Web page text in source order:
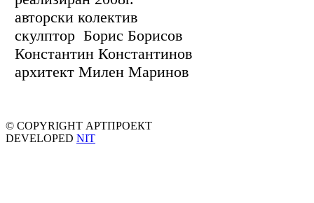
авторски колектив
скулптор Борис Борисов
Константин Константинов
архитект Милен Маринов
© COPYRIGHT АРТПРОЕКТ
DEVELOPED NIT